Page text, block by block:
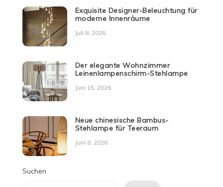
Exquisite Designer-Beleuchtung für
moderne Innenräume
Juli 8, 2026
Der elegante Wohnzimmer
Leinenlampenschirm-Stehlampe
Juni 15, 2026
Neue chinesische Bambus-
Stehlampe für Teeraum
Juni 8, 2026
Suchen